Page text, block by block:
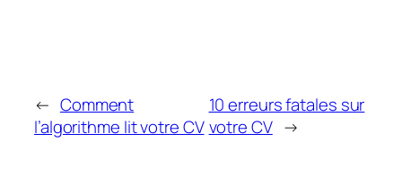
← Comment
l’algorithme lit votre CV
10 erreurs fatales sur
votre CV →